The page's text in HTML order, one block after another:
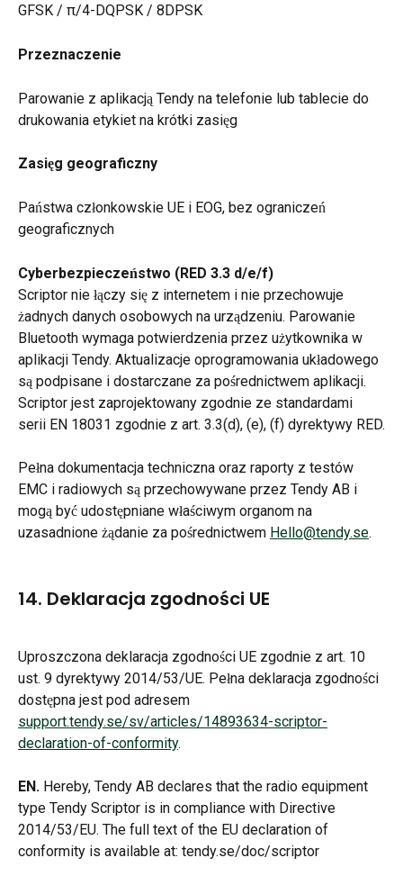
GFSK / π/4-DQPSK / 8DPSK
Przeznaczenie
Parowanie z aplikacją Tendy na telefonie lub tablecie do
drukowania etykiet na krótki zasięg
Zasięg geograficzny
Państwa członkowskie UE i EOG, bez ograniczeń
geograficznych
Cyberbezpieczeństwo (RED 3.3 d/e/f)
Scriptor nie łączy się z internetem i nie przechowuje
żadnych danych osobowych na urządzeniu. Parowanie
Bluetooth wymaga potwierdzenia przez użytkownika w
aplikacji Tendy. Aktualizacje oprogramowania układowego
są podpisane i dostarczane za pośrednictwem aplikacji.
Scriptor jest zaprojektowany zgodnie ze standardami
serii EN 18031 zgodnie z art. 3.3(d), (e), (f) dyrektywy RED.
Pełna dokumentacja techniczna oraz raporty z testów
EMC i radiowych są przechowywane przez Tendy AB i
mogą być udostępniane właściwym organom na
uzasadnione żądanie za pośrednictwem Hello@tendy.se.
14. Deklaracja zgodności UE
Uproszczona deklaracja zgodności UE zgodnie z art. 10
ust. 9 dyrektywy 2014/53/UE. Pełna deklaracja zgodności
dostępna jest pod adresem
support.tendy.se/sv/articles/14893634-scriptor-
declaration-of-conformity.
EN. Hereby, Tendy AB declares that the radio equipment
type Tendy Scriptor is in compliance with Directive
2014/53/EU. The full text of the EU declaration of
conformity is available at: tendy.se/doc/scriptor